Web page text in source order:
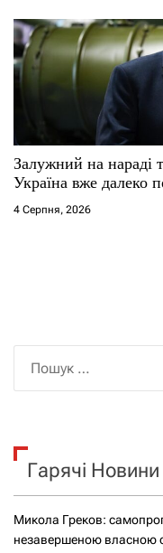
Залужний на нараді
Україна вже далеко
4 Серпня, 2026
к
Гарячі Новини
Микола Греков:
незавершеною власною